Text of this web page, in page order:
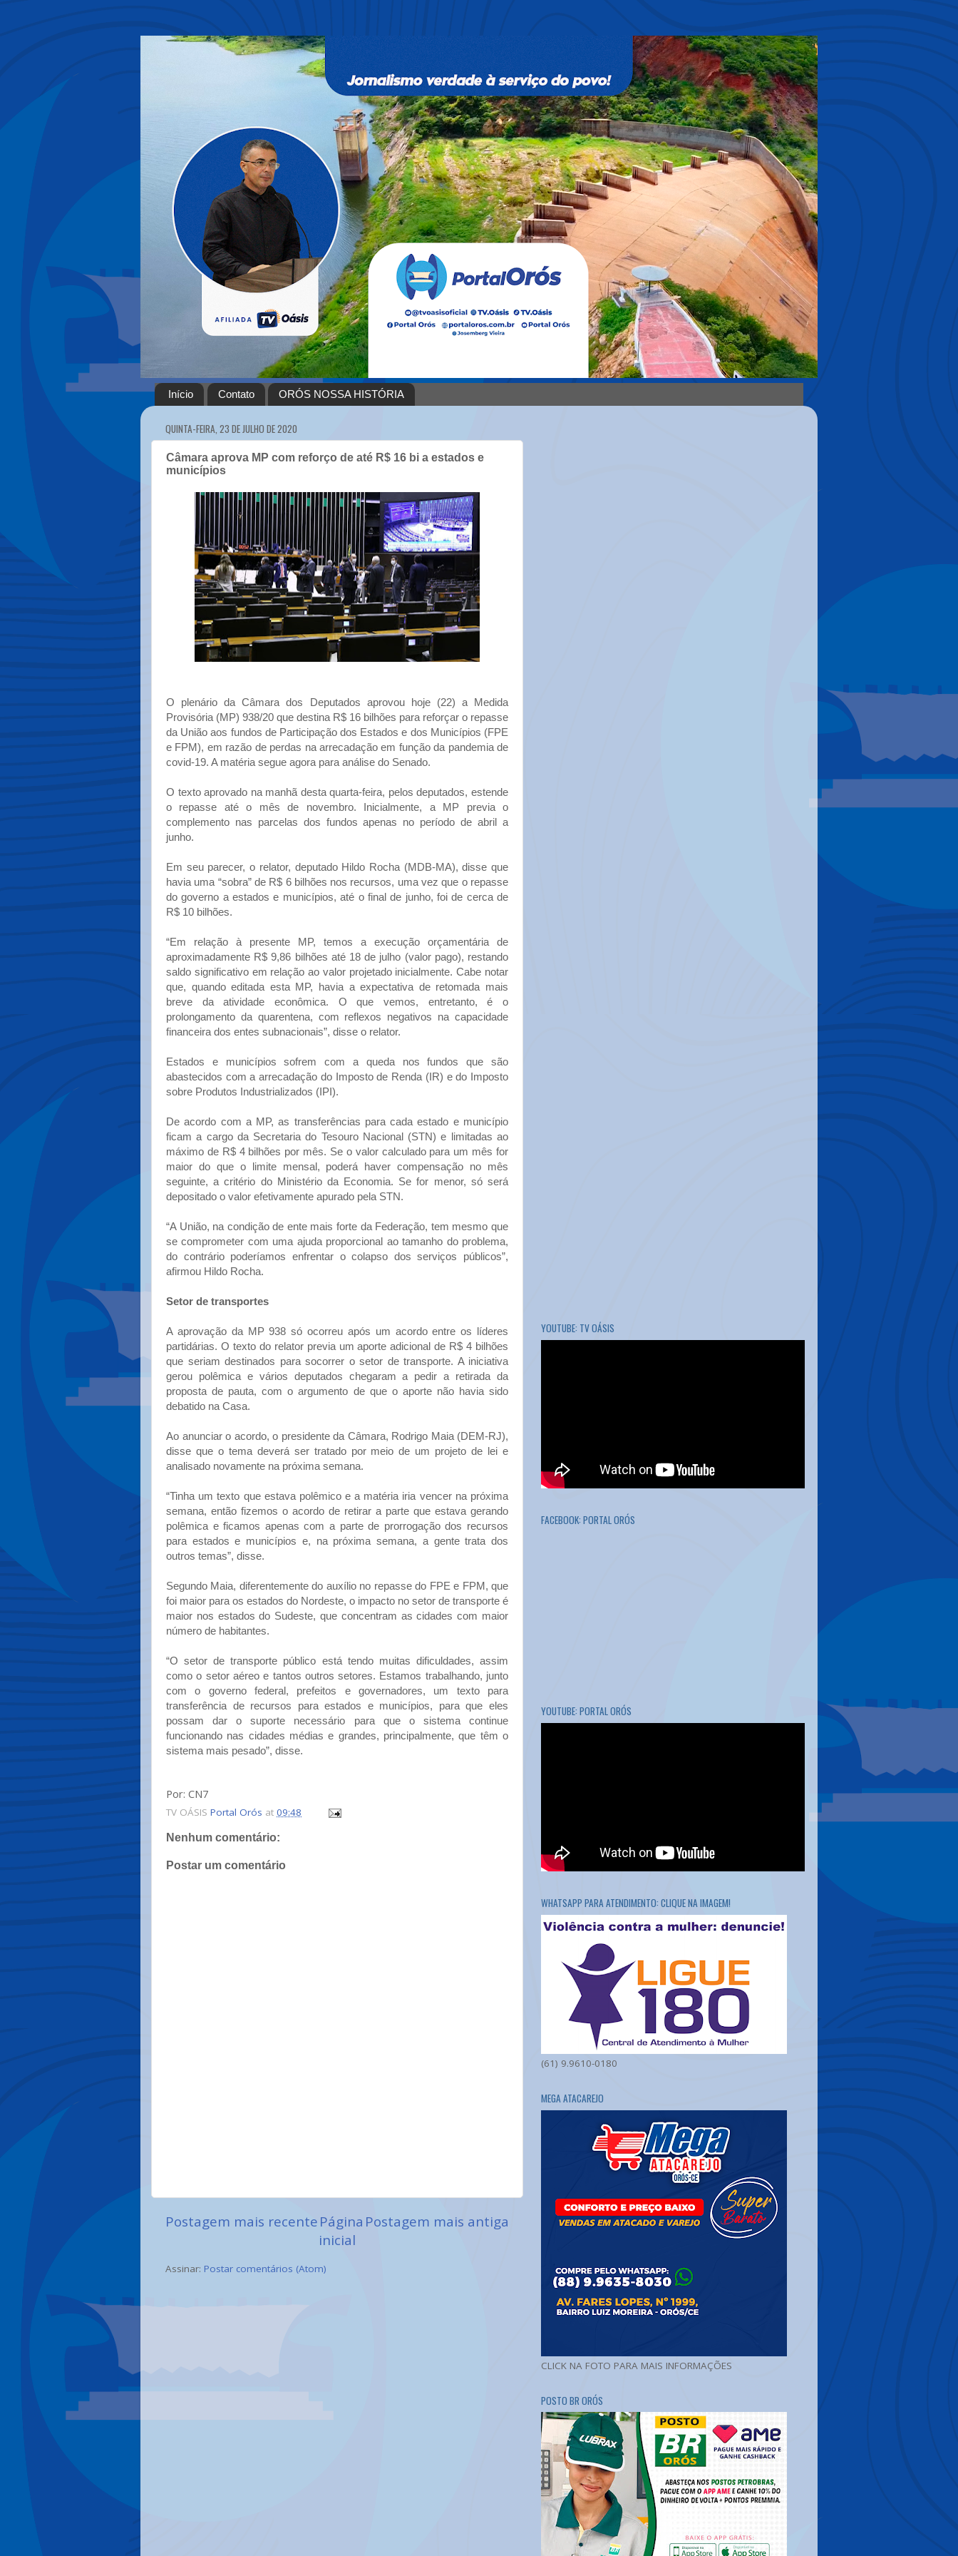
Início Contato ORÓS NOSSA HISTÓRIA
QUINTA-FEIRA, 23 DE JULHO DE 2020
Câmara aprova MP com reforço de até R$ 16 bi a estados e
municípios
O plenário da Câmara dos Deputados aprovou hoje (22) a Medida
Provisória (MP) 938/20 que destina R$ 16 bilhões para reforçar o repasse
da União aos fundos de Participação dos Estados e dos Municípios (FPE
e FPM), em razão de perdas na arrecadação em função da pandemia de
covid-19. A matéria segue agora para análise do Senado.
O texto aprovado na manhã desta quarta-feira, pelos deputados, estende
o repasse até o mês de novembro. Inicialmente, a MP previa o
complemento nas parcelas dos fundos apenas no período de abril a
junho.
Em seu parecer, o relator, deputado Hildo Rocha (MDB-MA), disse que
havia uma “sobra” de R$ 6 bilhões nos recursos, uma vez que o repasse
do governo a estados e municípios, até o final de junho, foi de cerca de
R$ 10 bilhões.
“Em relação à presente MP, temos a execução orçamentária de
aproximadamente R$ 9,86 bilhões até 18 de julho (valor pago), restando
saldo significativo em relação ao valor projetado inicialmente. Cabe notar
que, quando editada esta MP, havia a expectativa de retomada mais
breve da atividade econômica. O que vemos, entretanto, é o
prolongamento da quarentena, com reflexos negativos na capacidade
financeira dos entes subnacionais”, disse o relator.
Estados e municípios sofrem com a queda nos fundos que são
abastecidos com a arrecadação do Imposto de Renda (IR) e do Imposto
sobre Produtos Industrializados (IPI).
De acordo com a MP, as transferências para cada estado e município
ficam a cargo da Secretaria do Tesouro Nacional (STN) e limitadas ao
máximo de R$ 4 bilhões por mês. Se o valor calculado para um mês for
maior do que o limite mensal, poderá haver compensação no mês
seguinte, a critério do Ministério da Economia. Se for menor, só será
depositado o valor efetivamente apurado pela STN.
“A União, na condição de ente mais forte da Federação, tem mesmo que
se comprometer com uma ajuda proporcional ao tamanho do problema,
do contrário poderíamos enfrentar o colapso dos serviços públicos”,
afirmou Hildo Rocha.
Setor de transportes
A aprovação da MP 938 só ocorreu após um acordo entre os líderes
partidárias. O texto do relator previa um aporte adicional de R$ 4 bilhões
que seriam destinados para socorrer o setor de transporte. A iniciativa
gerou polêmica e vários deputados chegaram a pedir a retirada da
proposta de pauta, com o argumento de que o aporte não havia sido
debatido na Casa.
Ao anunciar o acordo, o presidente da Câmara, Rodrigo Maia (DEM-RJ),
disse que o tema deverá ser tratado por meio de um projeto de lei e
analisado novamente na próxima semana.
“Tinha um texto que estava polêmico e a matéria iria vencer na próxima
semana, então fizemos o acordo de retirar a parte que estava gerando
polêmica e ficamos apenas com a parte de prorrogação dos recursos
para estados e municípios e, na próxima semana, a gente trata dos
outros temas”, disse.
Segundo Maia, diferentemente do auxílio no repasse do FPE e FPM, que
foi maior para os estados do Nordeste, o impacto no setor de transporte é
maior nos estados do Sudeste, que concentram as cidades com maior
número de habitantes.
“O setor de transporte público está tendo muitas dificuldades, assim
como o setor aéreo e tantos outros setores. Estamos trabalhando, junto
com o governo federal, prefeitos e governadores, um texto para
transferência de recursos para estados e municípios, para que eles
possam dar o suporte necessário para que o sistema continue
funcionando nas cidades médias e grandes, principalmente, que têm o
sistema mais pesado”, disse.
Por: CN7
TV OÁSIS Portal Orós at 09:48
Nenhum comentário:
Postar um comentário
Postagem mais recente Postagem mais antiga
Página
inicial
Assinar: Postar comentários (Atom)
YOUTUBE: TV OÁSIS
FACEBOOK: PORTAL ORÓS
YOUTUBE: PORTAL ORÓS
WHATSAPP PARA ATENDIMENTO: CLIQUE NA IMAGEM!
(61) 9.9610-0180
MEGA ATACAREJO
CLICK NA FOTO PARA MAIS INFORMAÇÕES
POSTO BR ORÓS